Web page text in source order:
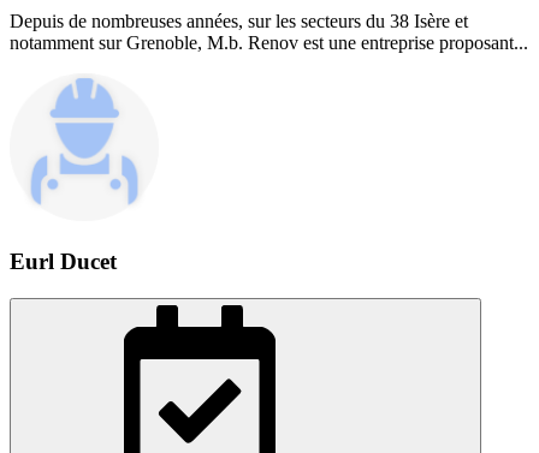
Depuis de nombreuses années, sur les secteurs du 38 Isère et
notamment sur Grenoble, M.b. Renov est une entreprise proposant...
Eurl Ducet